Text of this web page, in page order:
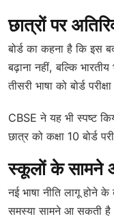
छात्रों पर
बोर्ड का कहना है कि इस
बढ़ाना नहीं, बल्कि
तीसरी भाषा को बोर्ड
CBSE ने यह भी स्पष्ट
छात्र को कक्षा 10 बोर्ड
स्कूलों के सामने
नई भाषा नीति लागू होने
समस्या सामने आ सकती